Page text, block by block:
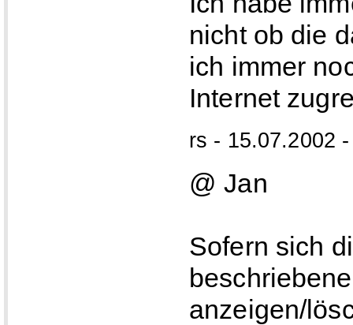
nicht ob die
ich immer
Internet
rs - 15.07.2002
@ Jan
Sofern sich
anzeigen/